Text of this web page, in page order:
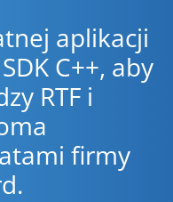
aplikacji
C++, aby
RTF i
firmy